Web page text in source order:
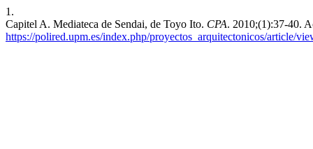
1.
Capitel A. Mediateca de Sendai, de Toyo Ito. CPA. 2010;(1):37-40.
https://polired.upm.es/index.php/proyectos_arquitectonicos/article/